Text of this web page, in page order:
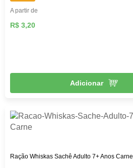
A partir de
R$ 3,20
Adicionar
Ração Whiskas Sachê Adulto 7+ Anos Carne